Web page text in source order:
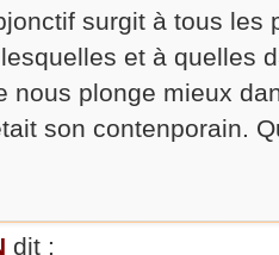
surgit à tous les
et à quelles
nous plonge mieux
son contenporain.
dit :